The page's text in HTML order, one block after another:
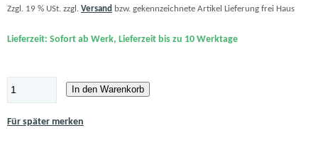
Zzgl. 19 % USt. zzgl. Versand bzw. gekennzeichnete Artikel Lieferung frei Haus
Lieferzeit: Sofort ab Werk, Lieferzeit bis zu 10 Werktage
In den Warenkorb
Für später merken